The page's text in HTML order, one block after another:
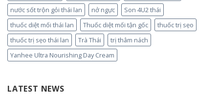
nước sốt trộn gỏi thái lan
nở ngực
Son 4U2 thái
thuốc diệt mối thái lan
Thuốc diệt mối tận gốc
thuốc trị sẹo
thuốc trị sẹo thái lan
Trà Thái
trị thâm nách
Yanhee Ultra Nourishing Day Cream
LATEST NEWS